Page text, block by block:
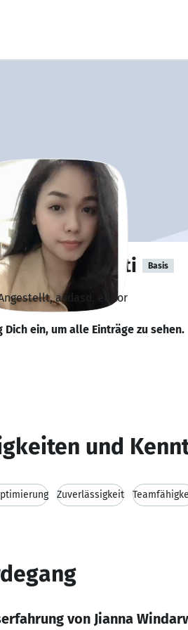
Windarwati Basis
asdasd, editor
Dich ein, um alle Einträge zu sehen.
und
Zuverlässigkeit
von Jianna